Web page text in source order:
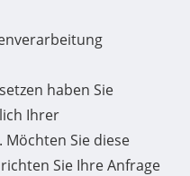
haben Sie
Ihrer
Sie diese
Sie Ihre Anfrage